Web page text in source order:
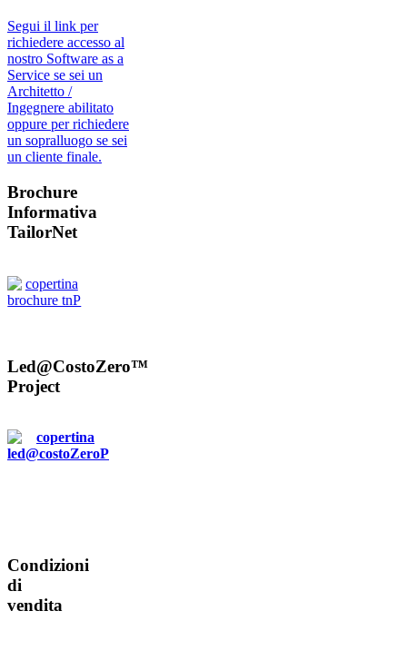
Segui il link per
richiedere accesso al
nostro Software as a
Service se sei un
Architetto /
Ingegnere abilitato
oppure per richiedere
un sopralluogo se sei
un cliente finale.
Brochure
Informativa
TailorNet
Led@CostoZero™
Project
Condizioni
di
vendita